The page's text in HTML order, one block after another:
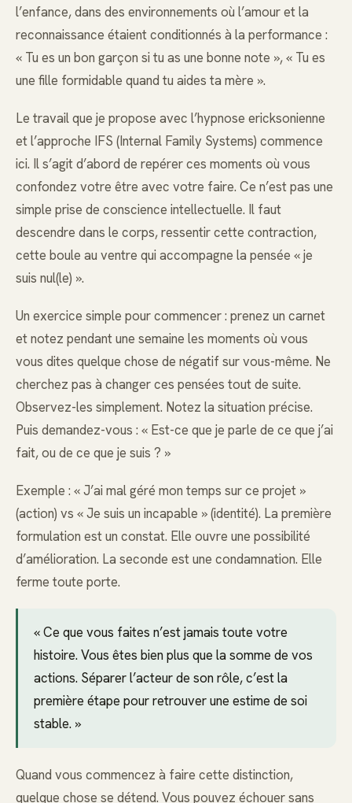
l’enfance, dans des environnements où l’amour et la
reconnaissance étaient conditionnés à la performance :
« Tu es un bon garçon si tu as une bonne note », « Tu es
une fille formidable quand tu aides ta mère ».
Le travail que je propose avec l’hypnose ericksonienne
et l’approche IFS (Internal Family Systems) commence
ici. Il s’agit d’abord de repérer ces moments où vous
confondez votre être avec votre faire. Ce n’est pas une
simple prise de conscience intellectuelle. Il faut
descendre dans le corps, ressentir cette contraction,
cette boule au ventre qui accompagne la pensée « je
suis nul(le) ».
Un exercice simple pour commencer : prenez un carnet
et notez pendant une semaine les moments où vous
vous dites quelque chose de négatif sur vous-même. Ne
cherchez pas à changer ces pensées tout de suite.
Observez-les simplement. Notez la situation précise.
Puis demandez-vous : « Est-ce que je parle de ce que j’ai
fait, ou de ce que je suis ? »
Exemple : « J’ai mal géré mon temps sur ce projet »
(action) vs « Je suis un incapable » (identité). La première
formulation est un constat. Elle ouvre une possibilité
d’amélioration. La seconde est une condamnation. Elle
ferme toute porte.
« Ce que vous faites n’est jamais toute votre
histoire. Vous êtes bien plus que la somme de vos
actions. Séparer l’acteur de son rôle, c’est la
première étape pour retrouver une estime de soi
stable. »
Quand vous commencez à faire cette distinction,
quelque chose se détend. Vous pouvez échouer sans